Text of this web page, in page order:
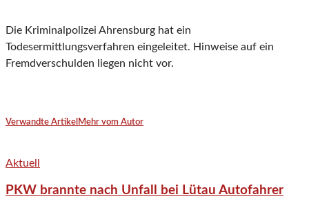
Die Kriminalpolizei Ahrensburg hat ein
Todesermittlungsverfahren eingeleitet. Hinweise auf ein
Fremdverschulden liegen nicht vor.
Verwandte Artikel Mehr vom Autor
Aktuell
PKW brannte nach Unfall bei Lütau Autofahrer